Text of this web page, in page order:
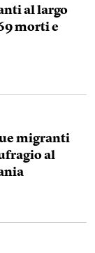
al largo
morti e
migranti
al